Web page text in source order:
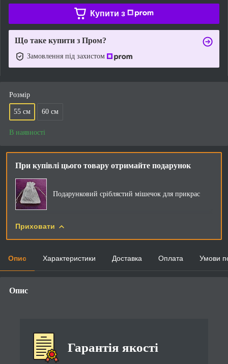
Купити з
Що таке купити з Пром?
Замовлення під захистом
Розмір
55 см 60 см
В наявності
При купівлі цього товару отримайте подарунок
Подарунковий сріблястий мішечок для прикрас
Приховати
Опис Характеристики Доставка Оплата Умови
Опис
Гарантія якості